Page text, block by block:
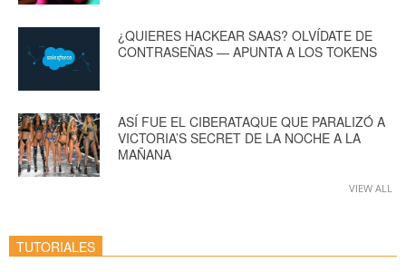
¿QUIERES HACKEAR SAAS? OLVÍDATE DE
CONTRASEÑAS — APUNTA A LOS TOKENS
ASÍ FUE EL CIBERATAQUE QUE PARALIZÓ A
VICTORIA’S SECRET DE LA NOCHE A LA
MAÑANA
VIEW ALL
TUTORIALES